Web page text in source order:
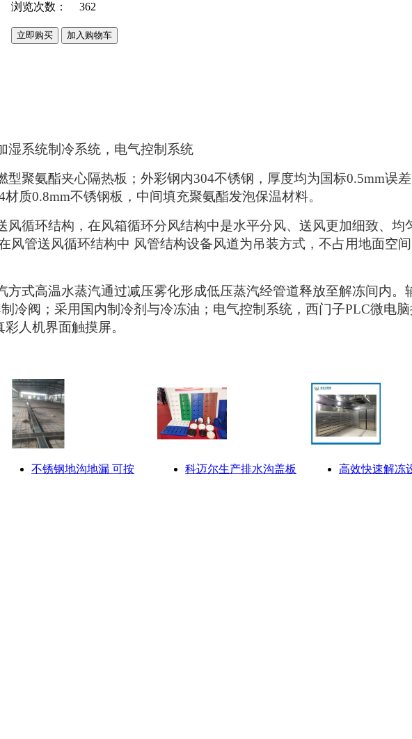
浏览次数： 362
湿系统制冷系统，电气控制系统
型聚氨酯夹心隔热板；外彩钢内304不锈钢，厚度均为国标0.5mm误
质0.8mm不锈钢板，中间填充聚氨酯发泡保温材料。
风循环结构 ，在风箱循环分风结构中是水平分风、送风更加细致、均
风管送风循环结构中 风管结构设备风道为吊装方式，不占用地面空
式高温水蒸汽通过减压雾化形成低压蒸汽经管道释放至解冻间内。
冷阀；采用国内制冷剂与冷冻油；电气控制系统，西门子PLC微电
人机界面触摸屏。
不锈钢地沟地漏 可按 科迈尔生产排水沟盖板 高效快速解冻